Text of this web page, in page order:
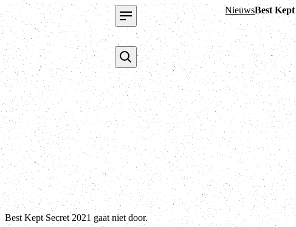
NieuwsBest
Best Kept Secret 2021 gaat niet door.